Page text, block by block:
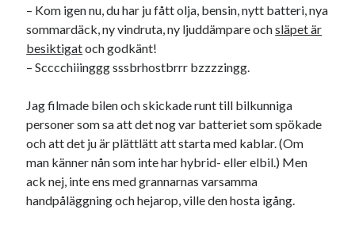
– Kom igen nu, du har ju fått olja, bensin, nytt batteri, nya
sommardäck, ny vindruta, ny ljuddämpare ochsläpet är
besiktigatoch godkänt!
– Scccchiiinggg sssbrhostbrrr bzzzzingg.
Jag filmade bilen och skickade runt till bilkunniga
personer som sa att det nog var batteriet som spökade
och att det ju är plättlätt att starta med kablar. (Om
man känner nån som inte har hybrid- eller elbil.) Men
ack nej, inte ens med grannarnas varsamma
handpåläggning och hejarop, ville den hosta igång.